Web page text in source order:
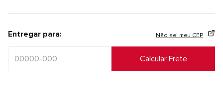
Entregar para: Não sei meu CEP